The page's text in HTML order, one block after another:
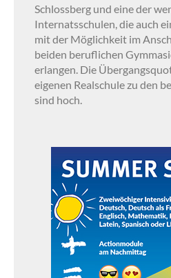
Schlossberg und eine der
Internatsschulen, die auch
mit der Möglichkeit im
beiden beruflichen
erlangen. Die
eigenen Realschule zu den
sind hoch.